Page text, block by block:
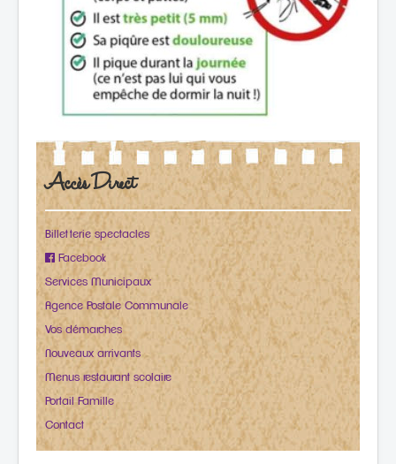
Accès Direct
Billetterie spectacles
Facebook
Services Municipaux
Agence Postale Communale
Vos démarches
Nouveaux arrivants
Menus restaurant scolaire
Portail Famille
Contact